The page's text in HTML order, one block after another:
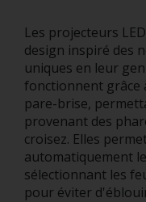
Les projecteurs
design inspiré des
uniques en leur
fonctionnent grâce
pare-brise,
provenant des
croisez. Elles
automatiquement
sélectionnant les
pour éviter